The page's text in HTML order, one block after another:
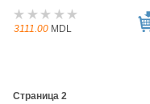
3111.00 MDL
Страница 2